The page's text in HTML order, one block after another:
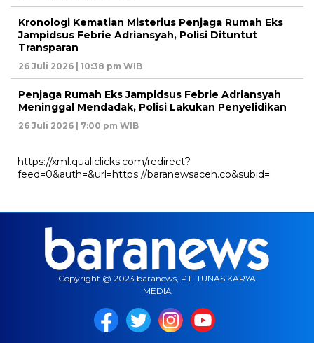
Kronologi Kematian Misterius Penjaga Rumah Eks
Jampidsus Febrie Adriansyah, Polisi Dituntut
Transparan
26 Juli 2026 | 10:38 pm WIB
Penjaga Rumah Eks Jampidsus Febrie Adriansyah
Meninggal Mendadak, Polisi Lakukan Penyelidikan
26 Juli 2026 | 7:00 pm WIB
https://xml.qualiclicks.com/redirect?
feed=0&auth=&url=https://baranewsaceh.co&subid=
Copyright @ 2023 baranews, PT. TUNAS KARYA
MEDIA